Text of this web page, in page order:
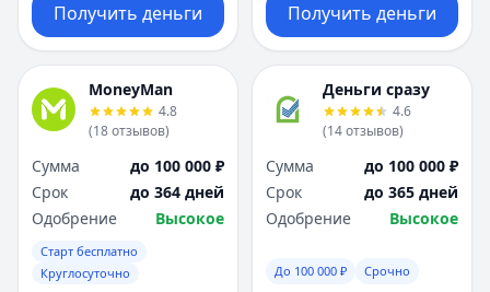
Получить деньги Получить деньги
MoneyMan
4.8
(18отзывов)
Сумма
до 100 000 ₽
Срок
до 364 дней
Одобрение
Высокое
Старт бесплатно
Круглосуточно
Деньги сразу
4.6
(14отзывов)
Сумма
до 100 000 ₽
Срок
до 365 дней
Одобрение
Высокое
До 100 000 ₽ Срочно